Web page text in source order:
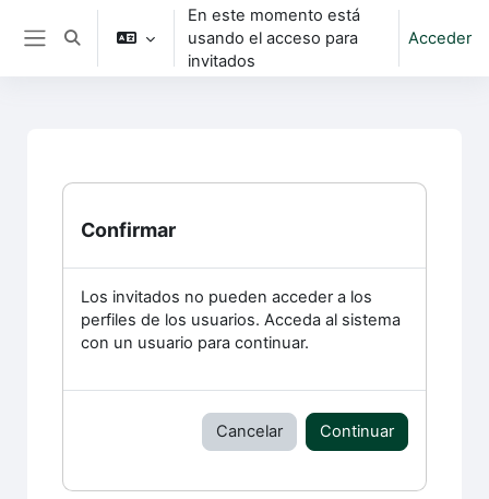
Salta al contenido principal
Selector de búsqueda de entrada
En este momento está
usando el acceso para
invitados
Acceder
Confirmar
Los invitados no pueden acceder a los
perfiles de los usuarios. Acceda al sistema
con un usuario para continuar.
Cancelar Continuar